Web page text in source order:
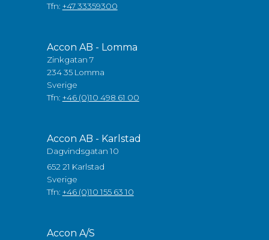
Tfn: +47 33359300
Accon AB - Lomma
Zinkgatan 7
234 35 Lomma
Sverige
Tfn: +46 (0)10 498 61 00
Accon AB - Karlstad
Dagvindsgatan 10
652 21 Karlstad
Sverige
Tfn: +46 (0)10 155 63 10
Accon A/S